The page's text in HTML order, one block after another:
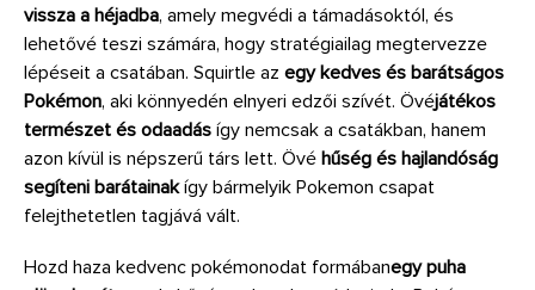
vissza a héjadba, amely megvédi a támadásoktól, és
lehetővé teszi számára, hogy stratégiailag megtervezze
lépéseit a csatában. Squirtle az egy kedves és barátságos
Pokémon, aki könnyedén elnyeri edzői szívét. Övéjátékos
természet és odaadás így nemcsak a csatákban, hanem
azon kívül is népszerű társ lett. Övé hűség és hajlandóság
segíteni barátainakígy bármelyik Pokemon csapat
felejthetetlen tagjává vált.
Hozd haza kedvenc pokémonodat formábanegy puha